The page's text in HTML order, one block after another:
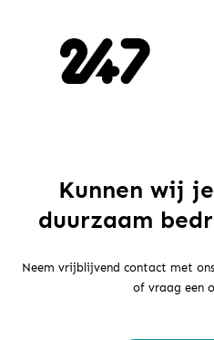
Kunnen wij
duurzaam
Neem vrijblijvend contact met
of vraag een